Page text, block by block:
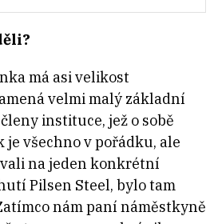
má asi velikost
velmi malý základní
instituce, jež o sobě
je všechno v pořádku, ale
na jeden konkrétní
Pilsen Steel, bylo tam
nám paní náměstkyně